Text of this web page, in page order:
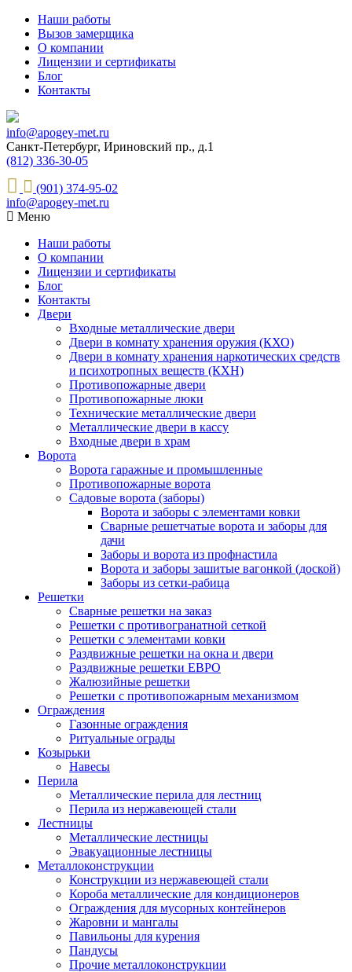
Наши работы
Вызов замерщика
О компании
Лицензии и сертификаты
Блог
Контакты
info@apogey-met.ru
Санкт-Петербург, Ириновский пр., д.1
(812) 336-30-05
(901) 374-95-02
info@apogey-met.ru
Меню
Наши работы
О компании
Лицензии и сертификаты
Блог
Контакты
Двери
Входные металлические двери
Двери в комнату хранения оружия (КХО)
Двери в комнату хранения наркотических средств
и психотропных веществ (КХН)
Противопожарные двери
Противопожарные люки
Технические металлические двери
Металлические двери в кассу
Входные двери в храм
Ворота
Ворота гаражные и промышленные
Противопожарные ворота
Садовые ворота (заборы)
Ворота и заборы с элементами ковки
Сварные решетчатые ворота и заборы для
дачи
Заборы и ворота из профнастила
Ворота и заборы зашитые вагонкой (доской)
Заборы из сетки-рабица
Решетки
Сварные решетки на заказ
Решетки с противогранатной сеткой
Решетки с элементами ковки
Раздвижные решетки на окна и двери
Раздвижные решетки ЕВРО
Жалюзийные решетки
Решетки с противопожарным механизмом
Ограждения
Газонные ограждения
Ритуальные ограды
Козырьки
Навесы
Перила
Металлические перила для лестниц
Перила из нержавеющей стали
Лестницы
Металлические лестницы
Эвакуационные лестницы
Металлоконструкции
Конструкции из нержавеющей стали
Короба металлические для кондиционеров
Ограждения для мусорных контейнеров
Жаровни и мангалы
Павильоны для курения
Пандусы
Прочие металлоконструкции